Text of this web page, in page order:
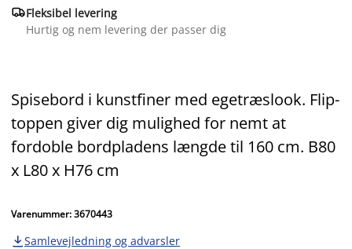
Fleksibel levering
Hurtig og nem levering der passer dig
Spisebord i kunstfiner med egetræslook. Flip-
toppen giver dig mulighed for nemt at
fordoble bordpladens længde til 160 cm. B80
x L80 x H76 cm
Varenummer: 3670443
 Samlevejledning og advarsler